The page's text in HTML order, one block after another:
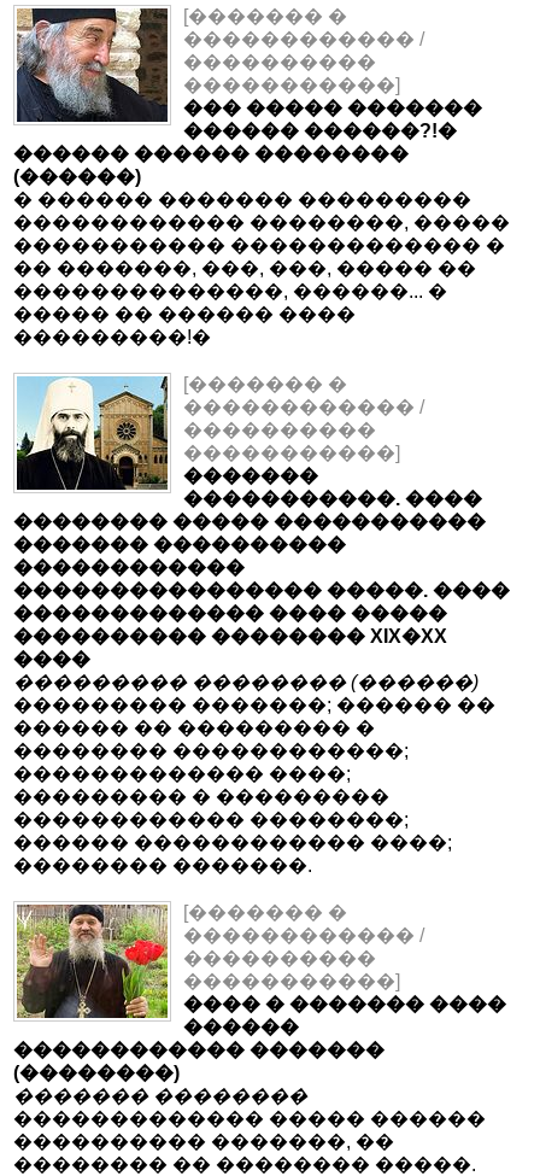
[������� �
������������ /
����������
�����������]
��� ����� �������
������ ������?!�
������ ������ ��������
(������)
� ������ ������� ���������
������������ ��������, �����
����������� ������������� �
�� �������, ���, ���, ����� ��
��������������, ������... �
����� �� ������ ����
���������!�
[������� �
������������ /
����������
�����������]
�������
�����������. ����
�������� ����� �����������
������� ����������
������������
���������������� �����. ����
������������� ���� �����
���������� �������� XIX�XX
����
��������� �������� (������)
��������� �������; ������ ��
������ �� ��������� �
�������� ������������;
������������� ����;
��������� � ���������
������������ ��������;
������ ������������ ����;
�������� �������.
[������� �
������������ /
����������
�����������]
���� � ������� ����
������
������������ �������
(��������)
������� ��������
������������� ����� ������
���������� �������, ��
�������� �� �������� �����.